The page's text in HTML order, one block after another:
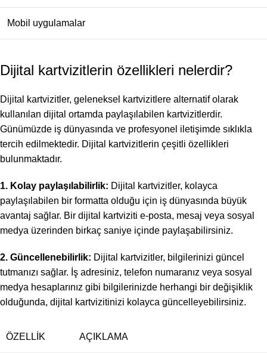
Mobil uygulamalar
Dijital kartvizitlerin özellikleri nelerdir?
Dijital kartvizitler, geleneksel kartvizitlere alternatif olarak
kullanılan dijital ortamda paylaşılabilen kartvizitlerdir.
Günümüzde iş dünyasında ve profesyonel iletişimde sıklıkla
tercih edilmektedir. Dijital kartvizitlerin çeşitli özellikleri
bulunmaktadır.
1. Kolay paylaşılabilirlik: Dijital kartvizitler, kolayca
paylaşılabilen bir formatta olduğu için iş dünyasında büyük
avantaj sağlar. Bir dijital kartviziti e-posta, mesaj veya sosyal
medya üzerinden birkaç saniye içinde paylaşabilirsiniz.
2. Güncellenebilirlik: Dijital kartvizitler, bilgilerinizi güncel
tutmanızı sağlar. İş adresiniz, telefon numaranız veya sosyal
medya hesaplarınız gibi bilgilerinizde herhangi bir değişiklik
olduğunda, dijital kartvizitinizi kolayca güncelleyebilirsiniz.
ÖZELLIK AÇIKLAMA